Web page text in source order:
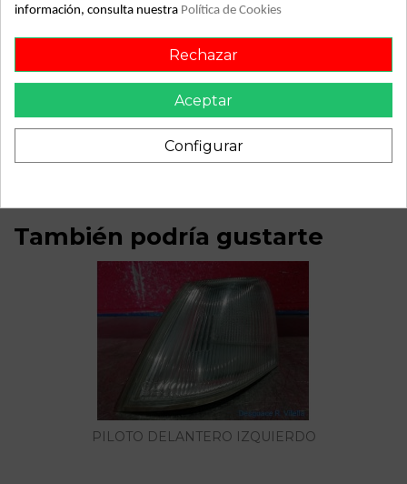
Fecha disponible: 2022-04-06
Descripción
Recambio de disco freno delantero para citroen xantia
berlina 2.0 hdi seduction | 12.98 - 12.99 2.0 hdi seduction |
12.98 - 12.99 referencia OEM IAM
También podría gustarte
PILOTO DELANTERO IZQUIERDO
información, consulta nuestra Política de Cookies
Rechazar
Aceptar
Configurar